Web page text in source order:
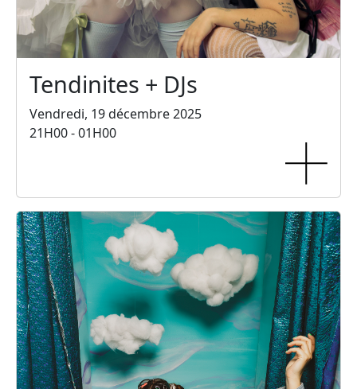
Tendinites + DJs
Vendredi, 19 décembre 2025
21H00 - 01H00